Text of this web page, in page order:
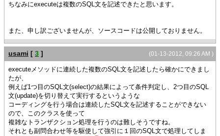
ちなみにexecuteは複数のSQL文を記述できたと思います。
また、申し訳ございませんが、ソースコードは公開しておりません。
(01-13-2012, 09:26 AM )
usami [ 3 ]
executeメソッドに連続した複数のSQL文を記述したら確かにできまし
たが、
例えば1つ目のSQL文(select)の結果によって条件判定し、2つ目のSQL
文(update)を切り替えて実行するというような
コーディングを行う場合は連続したSQL文を記述することができない
ので、このクラスを使って
複雑なトランザクション処理を行うのは難しそうですね。
それとも副問合わせ等を駆使して強引に１回のSQL文で処理してしま